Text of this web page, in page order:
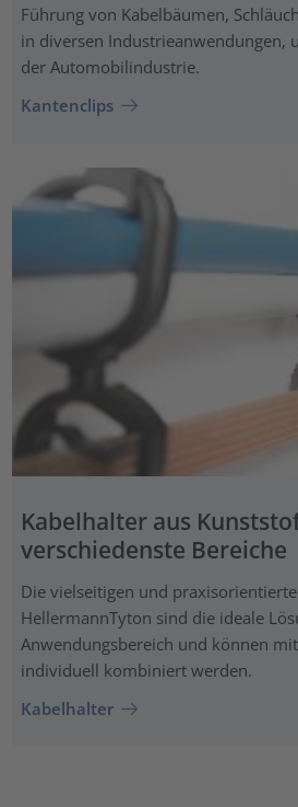
Führung von Kabelbäumen,
in diversen Industrieanwendungen,
der Automobilindustrie.
Kantenclips
Kabelhalter aus
verschiedenste Bereiche
Die vielseitigen und
HellermannTyton sind die ideale
Anwendungsbereich und können
individuell kombiniert werden.
Kabelhalter